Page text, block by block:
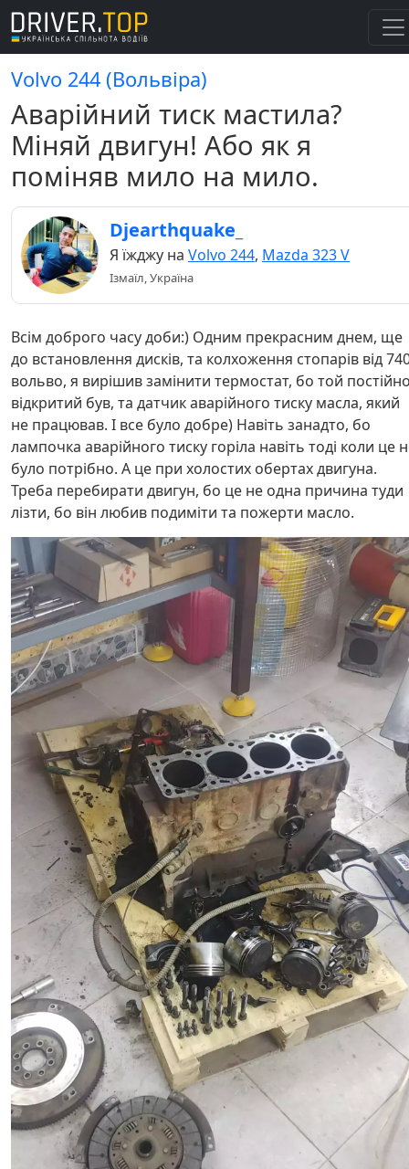
Volvo 244 (Вольвіра)
Аварійний тиск мастила?
Міняй двигун! Або як я
поміняв мило на мило.
Djearthquake_
Я їжджу на Volvo 244, Mazda 323 V
Ізмаїл, Україна
Всім доброго часу доби:) Одним прекрасним днем, ще
до встановлення дисків, та колхоження стопарів від
вольво, я вирішив замінити термостат, бо той
відкритий був, та датчик аварійного тиску масла, який
не працював. І все було добре) Навіть занадто, бо
лампочка аварійного тиску горіла навіть тоді коли це
було потрібно. А це при холостих обертах двигуна.
Треба перебирати двигун, бо це не одна причина туди
лізти, бо він любив подиміти та пожерти масло.